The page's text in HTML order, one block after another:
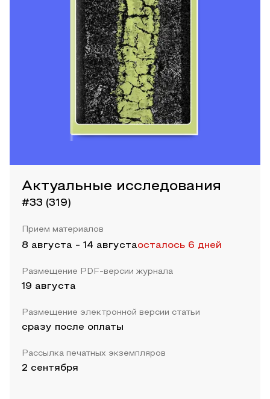
Актуальные исследования
#33 (319)
Прием материалов
8 августа - 14 августаосталось 6 дней
Размещение PDF-версии журнала
19 августа
Размещение электронной версии статьи
сразу после оплаты
Рассылка печатных экземпляров
2 сентября